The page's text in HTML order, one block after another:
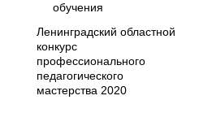
обучения
Ленинградский областной
конкурс
профессионального
педагогического
мастерства 2020